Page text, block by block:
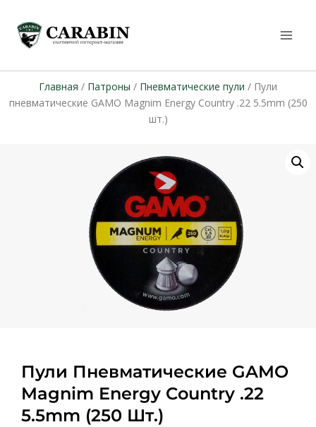
Главная / Патроны / Пневматические пули / Пули
пневматические GAMO Magnim Energy Country .22 5.5mm (250
шт.)
Пули Пневматические GAMO
Magnim Energy Country .22
5.5mm (250 Шт.)